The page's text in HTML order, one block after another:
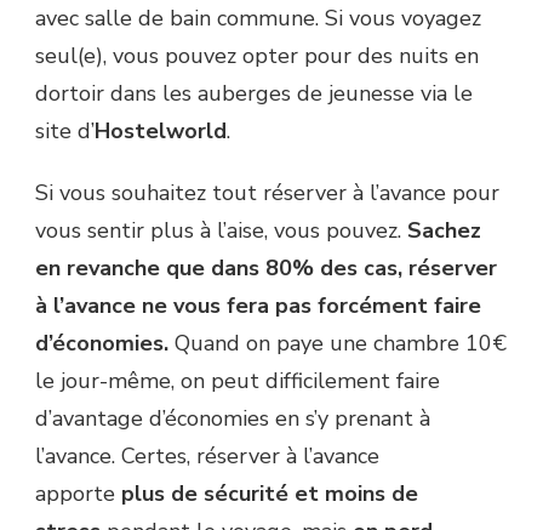
avec salle de bain commune. Si vous voyagez
seul(e), vous pouvez opter pour des nuits en
dortoir dans les auberges de jeunesse via le
site d’Hostelworld.
Si vous souhaitez tout réserver à l’avance pour
vous sentir plus à l’aise, vous pouvez. Sachez
en revanche que dans 80% des cas, réserver
à l’avance ne vous fera pas forcément faire
d’économies. Quand on paye une chambre 10€
le jour-même, on peut difficilement faire
d’avantage d’économies en s’y prenant à
l’avance. Certes, réserver à l’avance
apporte plus de sécurité et moins de